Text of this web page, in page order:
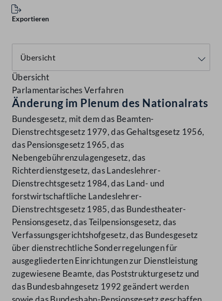
Exportieren
Übersicht
Parlamentarisches Verfahren
Änderung im Plenum des Nationalrats
Bundesgesetz, mit dem das Beamten-
Dienstrechtsgesetz 1979, das Gehaltsgesetz 1956,
das Pensionsgesetz 1965, das
Nebengebührenzulagengesetz, das
Richterdienstgesetz, das Landeslehrer-
Dienstrechtsgesetz 1984, das Land- und
forstwirtschaftliche Landeslehrer-
Dienstrechtsgesetz 1985, das Bundestheater-
Pensionsgesetz, das Teilpensionsgesetz, das
Verfassungsgerichtshofgesetz, das Bundesgesetz
über dienstrechtliche Sonderregelungen für
ausgegliederten Einrichtungen zur Dienstleistung
zugewiesene Beamte, das Poststrukturgesetz und
das Bundesbahngesetz 1992 geändert werden